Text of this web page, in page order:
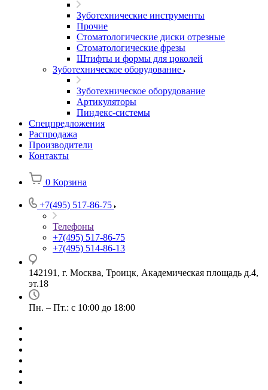
Зуботехнические инструменты
Прочие
Стоматологические диски отрезные
Стоматологические фрезы
Штифты и формы для цоколей
Зуботехническое оборудование
Зуботехническое оборудование
Артикуляторы
Пиндекс-системы
Спецпредложения
Распродажа
Производители
Контакты
0 Корзина
+7(495) 517-86-75
Телефоны
+7(495) 517-86-75
+7(495) 514-86-13
142191, г. Москва, Троицк, Академическая площадь д.4,
эт.18
Пн. – Пт.: с 10:00 до 18:00